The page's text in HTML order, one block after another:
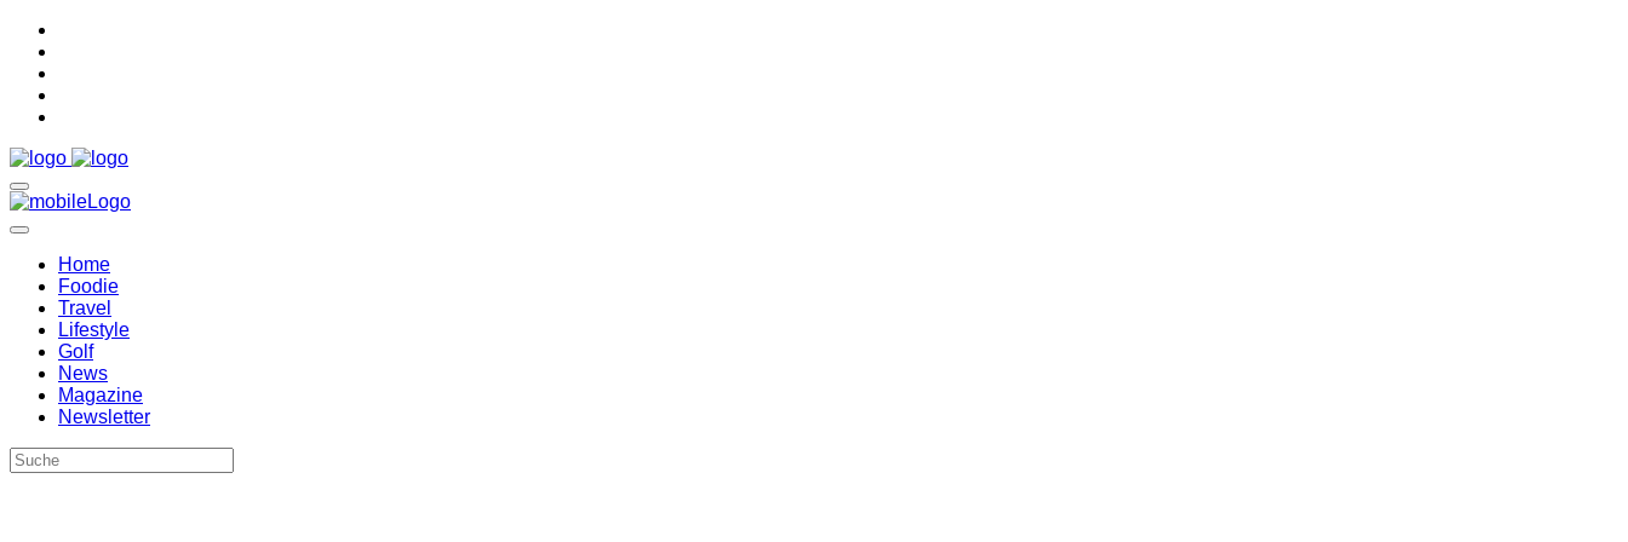
Home
Foodie
Travel
Lifestyle
Golf
News
Magazine
Newsletter